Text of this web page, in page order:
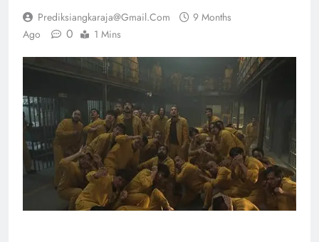
Prediksiangkaraja@gmail.com
9 Months
Ago
0 1 Mins